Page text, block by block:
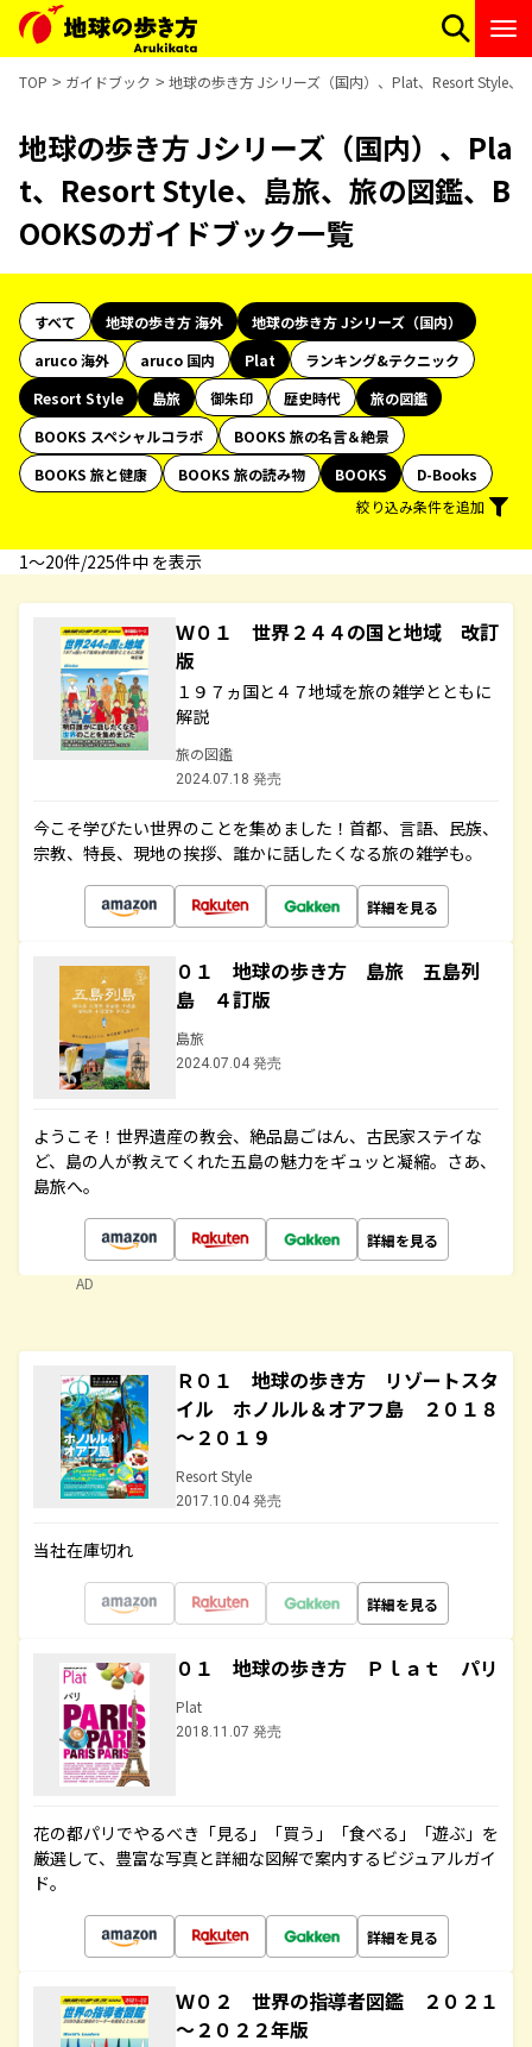
TOP ガイドブック 地球の歩き方 Jシリーズ（国内）、Plat、Resort Style、
地球の歩き方 Jシリーズ（国内）、Pla
t、Resort Style、島旅、旅の図鑑、B
OOKSのガイドブック一覧
すべて 地球の歩き方 海外
地球の歩き方 Jシリーズ（国内）
aruco 海外
aruco 国内 Plat
ランキング&テクニック
Resort Style
島旅 御朱印 歴史時代
旅の図鑑
BOOKS スペシャルコラボ
BOOKS 旅の名言＆絶景
BOOKS 旅と健康
BOOKS 旅の読み物 BOOKS
D-Books
絞り込み条件を追加
1〜20件/225件中 を表示
Ｗ０１ 世界２４４の国と地域 改訂
版
１９７ヵ国と４７地域を旅の雑学とともに
解説
旅の図鑑
2024.07.18 発売
今こそ学びたい世界のことを集めました！首都、言語、民族、
宗教、特長、現地の挨拶、誰かに話したくなる旅の雑学も。
詳細を見る
０１ 地球の歩き方 島旅 五島列
島 ４訂版
島旅
2024.07.04 発売
ようこそ！世界遺産の教会、絶品島ごはん、古民家ステイな
ど、島の人が教えてくれた五島の魅力をギュッと凝縮。さあ、
島旅へ。
詳細を見る
AD
Ｒ０１ 地球の歩き方 リゾートスタ
イル ホノルル＆オアフ島 ２０１８
～２０１９
Resort Style
2017.10.04 発売
当社在庫切れ
詳細を見る
０１ 地球の歩き方 Ｐｌａｔ パリ
Plat
2018.11.07 発売
花の都パリでやるべき「見る」「買う」「食べる」「遊ぶ」を
厳選して、豊富な写真と詳細な図解で案内するビジュアルガイ
ド。
詳細を見る
Ｗ０２ 世界の指導者図鑑 ２０２１
～２０２２年版